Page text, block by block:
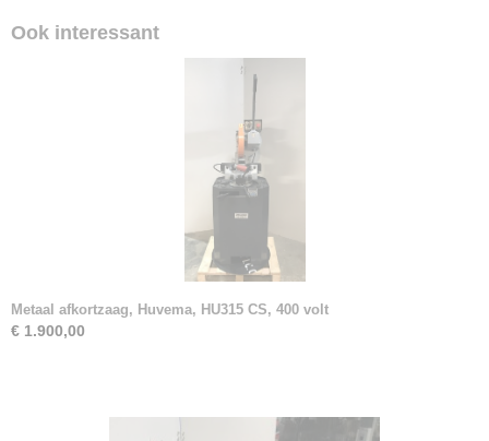
Ook interessant
Metaal afkortzaag, Huvema, HU315 CS, 400 volt
€ 1.900,00